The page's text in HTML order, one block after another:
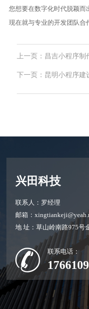
您想要在数字化时代脱颖而
现在就与专业的开发团队合
上一页：昌吉小程序
下一页：昆明小程序建
兴田科技
联系人：罗经理
邮箱：
地 址：草山岭南路975号
联系电话：